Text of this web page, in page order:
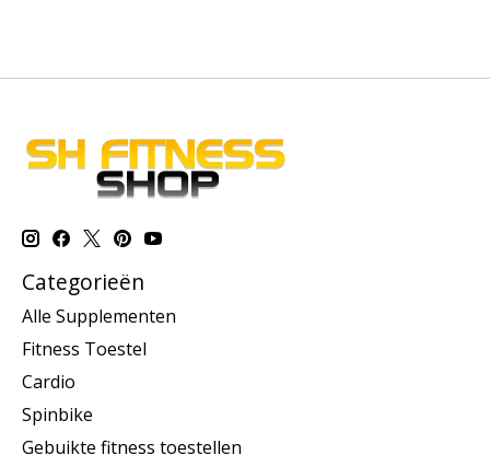
Categorieën
Alle Supplementen
Fitness Toestel
Cardio
Spinbike
Gebuikte fitness toestellen